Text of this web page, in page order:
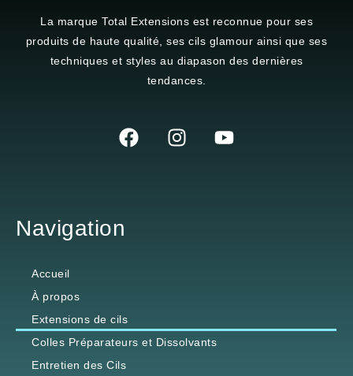
La marque Total Extensions est reconnue pour ses
produits de haute qualité, ses cils glamour ainsi que ses
techniques et styles au diapason des dernières
tendances.
Navigation
Accueil
À propos
Extensions de cils
Colles Préparateurs et Dissolvants
Entretien des Cils